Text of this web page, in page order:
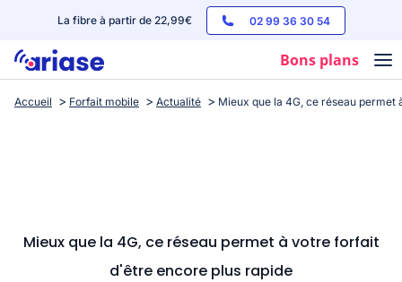
La fibre à partir de 22,99€ 02 99 36 30 54
Bons plans
Box internet
Streaming
Accueil Forfait mobile Actualité Mieux que la 4G, ce réseau
Mieux que la 4G, ce réseau permet à votre forfait
d'être encore plus rapide